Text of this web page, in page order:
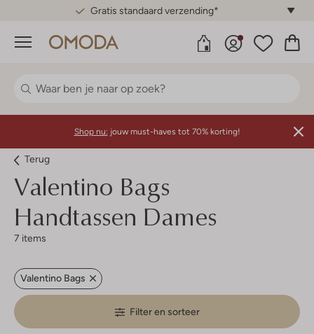
Gratis standaard verzending*
Menu
Shop nu: jouw must-haves tot 70% korting!
Terug
Valentino Bags
Handtassen Dames
7 items
Valentino Bags
Filter en sorteer